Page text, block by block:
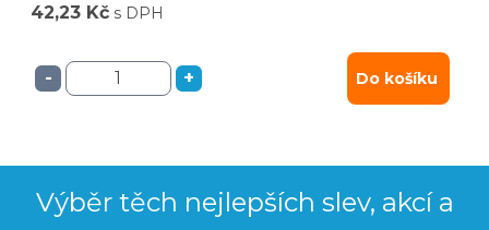
42,23 Kč s DPH
- + Do košíku
Výběr těch nejlepších slev, akcí a